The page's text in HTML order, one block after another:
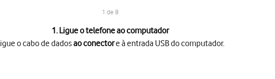
1 de 8
1. Ligue o telefone ao computador
o cabo de dadosao conectore à entrada USB do computador.